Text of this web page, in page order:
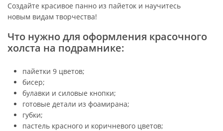
Создайте красивое панно из пайеток и научитесь
новым видам творчества!
Что нужно для оформления красочного
холста на подрамнике:
пайетки 9 цветов;
бисер;
булавки и силовые кнопки;
готовые детали из фоамирана;
губки;
пастель красного и коричневого цветов;